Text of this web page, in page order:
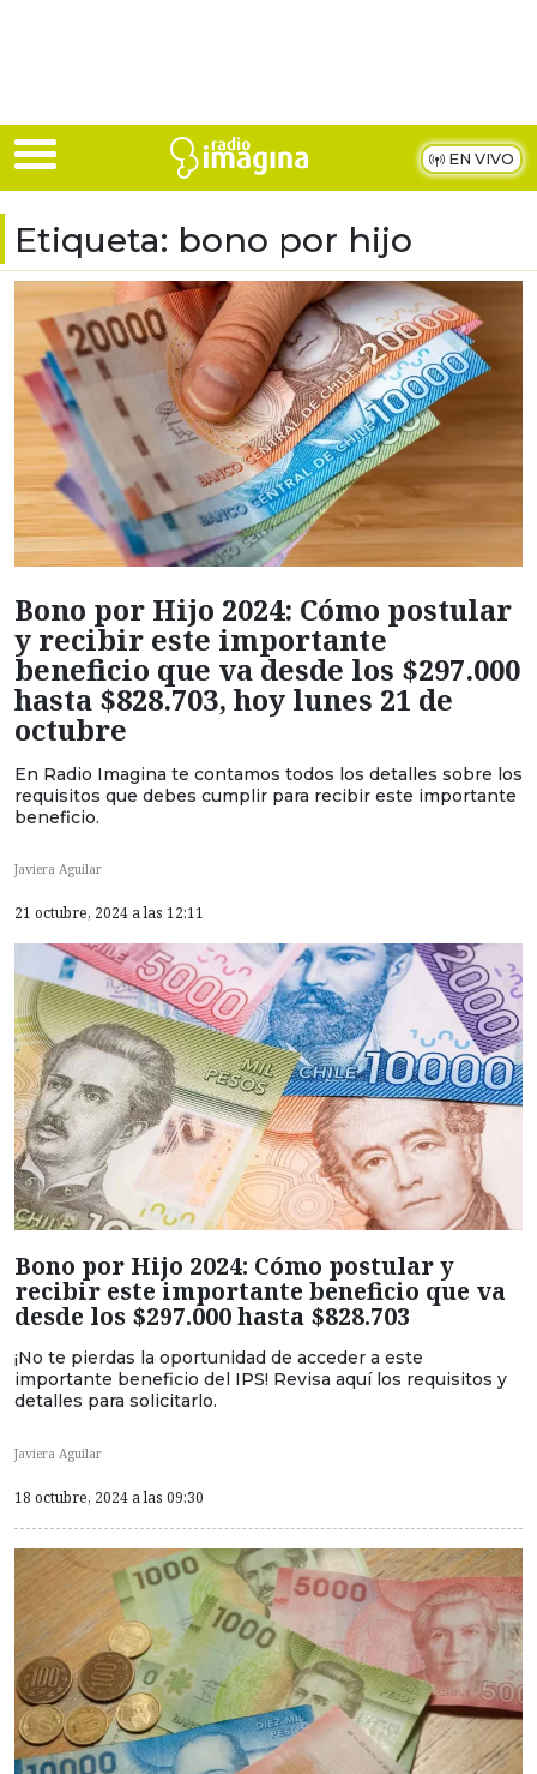
EN VIVO
Etiqueta: bono por hijo
Bono por Hijo 2024: Cómo postular
y recibir este importante
beneficio que va desde los $297.000
hasta $828.703, hoy lunes 21 de
octubre
En Radio Imagina te contamos todos los detalles sobre los
requisitos que debes cumplir para recibir este importante
beneficio.
Javiera Aguilar
21 octubre, 2024 a las 12:11
Bono por Hijo 2024: Cómo postular y
recibir este importante beneficio que va
desde los $297.000 hasta $828.703
¡No te pierdas la oportunidad de acceder a este
importante beneficio del IPS! Revisa aquí los requisitos y
detalles para solicitarlo.
Javiera Aguilar
18 octubre, 2024 a las 09:30